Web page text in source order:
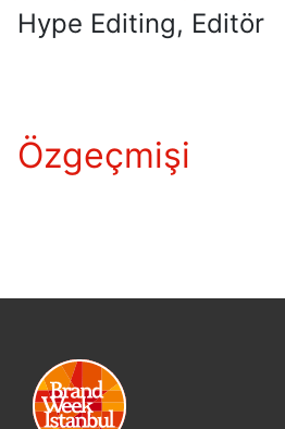
Hype Editing, Editör
Özgeçmişi